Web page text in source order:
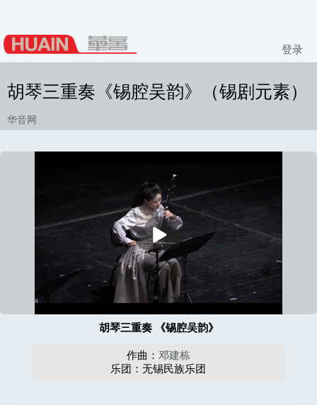
登录
胡琴三重奏《锡腔吴韵》（锡剧元素）
华音网
播
放
胡琴三重奏 《锡腔吴韵》
作曲： 邓建栋
乐团：无锡民族乐团